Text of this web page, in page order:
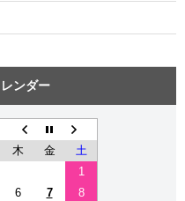
ンダー
木 金
土
1
6 7
8